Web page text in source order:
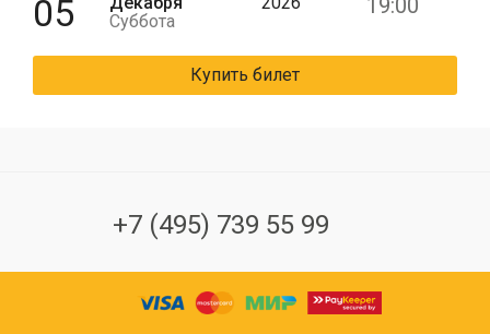
05
Суббота
19:00
Купить билет
+7 (495) 739 55 99